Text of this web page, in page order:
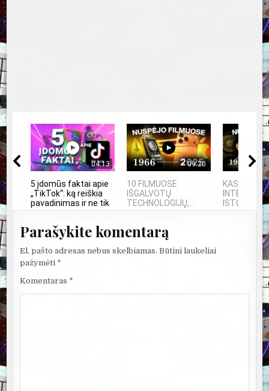
04:13
5 įdomūs faktai apie
„TikTok“: ką reiškia
pavadinimas ir ne tik
09:20
10 FILMUOSE
IŠGALVOTŲ
TECHNOLOGIJŲ,...
KAS
ISTORIJA
Parašykite komentarą
El. pašto adresas nebus skelbiamas. Būtini laukeliai
pažymėti *
Komentaras *